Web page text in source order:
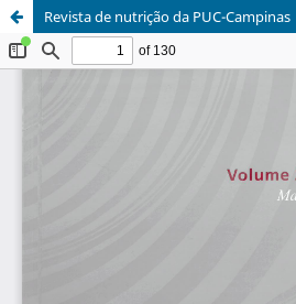
Revista de nutrição da PUC-Campinas